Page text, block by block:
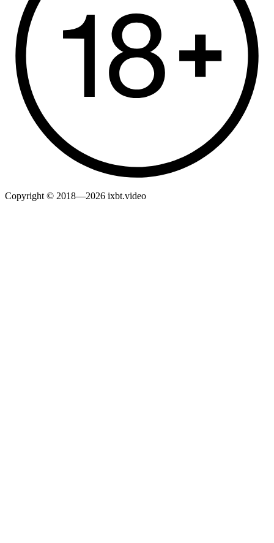
Copyright © 2018—2026 ixbt.video